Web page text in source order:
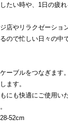
たい時や、1日の疲
店やリラクゼーショ
ので忙しい日々の中
ーブルをつなぎます。
ます。
にも快適にご使用い
52cm